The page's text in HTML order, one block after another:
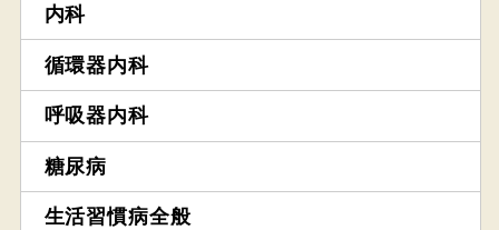
内科
循環器内科
呼吸器内科
糖尿病
生活習慣病全般